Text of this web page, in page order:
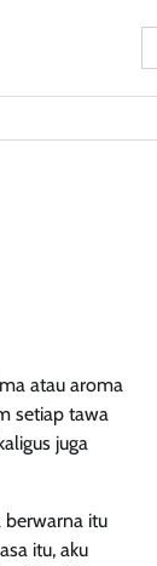
atau aroma
setiap tawa
juga
berwarna itu
itu, aku